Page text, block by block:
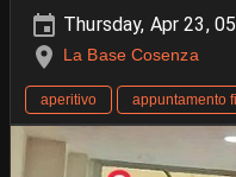
Thursday, Apr 23,
La Base Cosenza
aperitivo appuntamento